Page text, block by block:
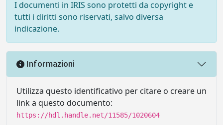
I documenti in IRIS sono protetti da copyright e
tutti i diritti sono riservati, salvo diversa
indicazione.
Informazioni
Utilizza questo identificativo per citare o creare un
link a questo documento:
https://hdl.handle.net/11585/1020604